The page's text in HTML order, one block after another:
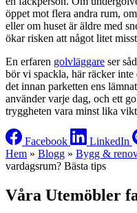
öppet mot flera andra rum,
eller om huset är äldre med
ökar risken att något litet
En erfaren golvläggare ser
bör vi spackla, här räcker
det innan parketten ens
använder varje dag, och ett
tryggheten vara minst lika
Facebook LinkedIn
Hem » Blogg » Bygg &
vardagsrum? Bästa tips
Våra Utemöbler